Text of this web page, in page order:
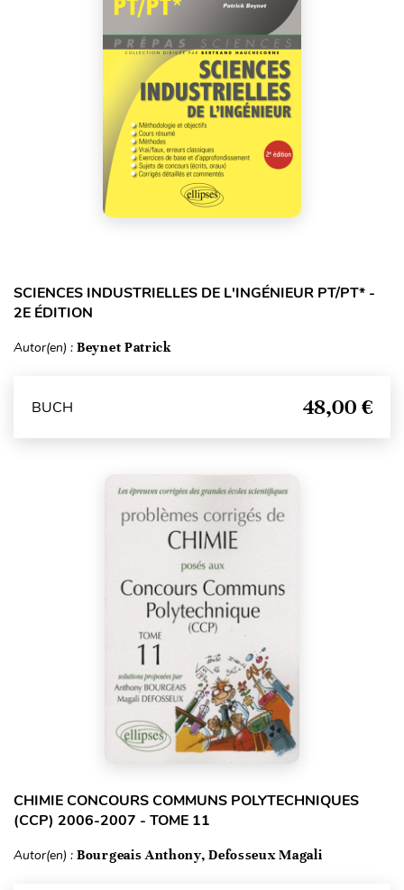
SCIENCES INDUSTRIELLES DE L'INGÉNIEUR PT/PT* -
2E ÉDITION
Autor(en) : Beynet Patrick
BUCH 48,00 €
CHIMIE CONCOURS COMMUNS POLYTECHNIQUES
(CCP) 2006-2007 - TOME 11
Autor(en) : Bourgeais Anthony, Defosseux Magali